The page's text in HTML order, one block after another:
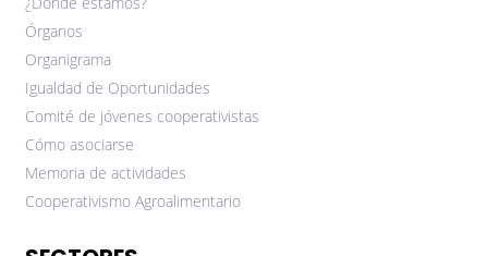
Órganos
Organigrama
Igualdad de Oportunidades
Comité de jóvenes cooperativistas
Cómo asociarse
Memoria de actividades
Cooperativismo Agroalimentario